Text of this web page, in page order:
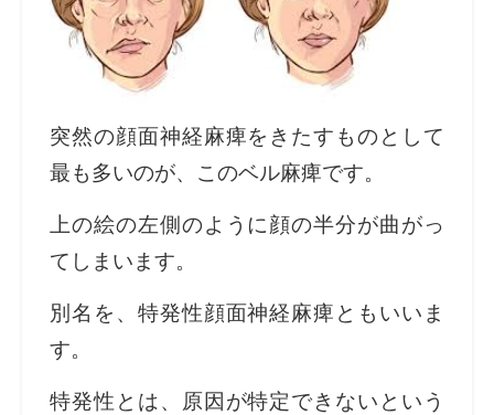
突然の顔面神経麻痺をきたすものとして
最も多いのが、このベル麻痺です。
上の絵の左側のように顔の半分が曲がっ
てしまいます。
別名を、特発性顔面神経麻痺ともいいま
す。
特発性とは、原因が特定できないという